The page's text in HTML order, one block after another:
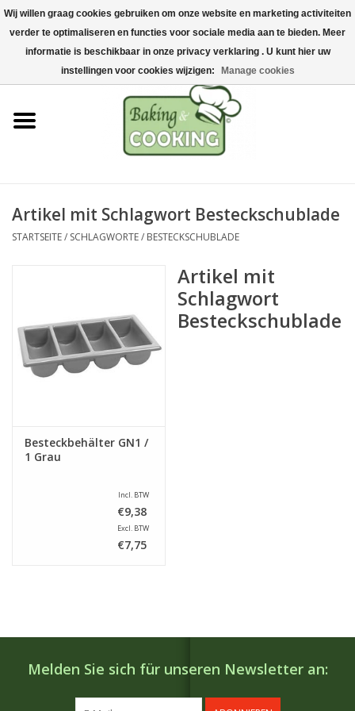
Startseite
Koch-&Backutensilien
Maschinen & Teile
Edelstahl
Aktionen
Artikel mit Schlagwort Besteckschublade
STARTSEITE/ SCHLAGWORTE/ BESTECKSCHUBLADE
Besteckbehälter GN1 /
1 Grau
Incl. BTW
€9,38
Excl. BTW
€7,75
Artikel mit
Schlagwort
Besteckschublade
Melden Sie sich für unseren Newsletter an:
Wij willen graag cookies gebruiken om onze website en marketing activiteiten
verder te optimaliseren en functies voor sociale media aan te bieden. Meer
informatie is beschikbaar in onze privacy verklaring . U kunt hier uw
instellingen voor cookies wijzigen:
Manage cookies